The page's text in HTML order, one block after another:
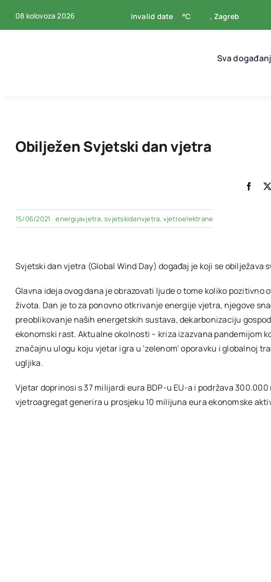
08 kolovoza 2026 Invalid date °C , Zagreb
Sva
Obilježen Svjetski dan vjetra
15/06/2021 energijavjetra,svjetskidanvjetra, vjetroelektrane
Svjetski dan vjetra (Global Wind Day) događaj je koji se obilježava
Glavna ideja ovog dana je obrazovati ljude o tome koliko
života. Dan je to za ponovno otkrivanje energije vjetra, njegove
preoblikovanje naših energetskih sustava, dekarbonizaciju
ekonomski rast. Aktualne okolnosti – kriza izazvana pandemijom
značajnu ulogu koju vjetar igra u ‘zelenom’ oporavku i globalnoj
ugljika.
Vjetar doprinosi s 37 milijardi eura BDP-u EU-a i podržava
vjetroagregat generira u prosjeku 10 milijuna eura ekonomske